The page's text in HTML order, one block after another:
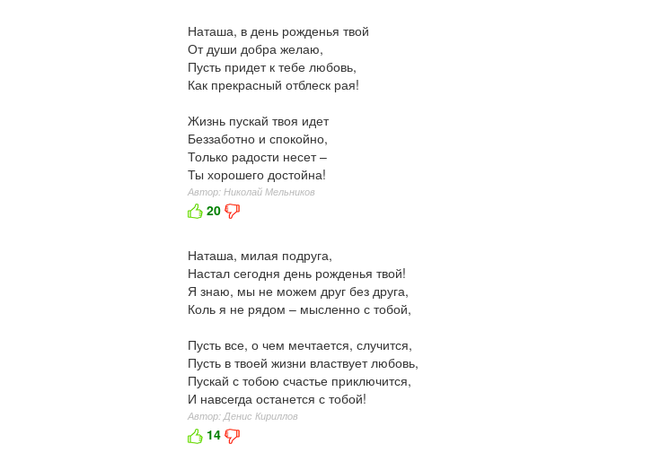
Наташа, в день рожденья твой
От души добра желаю,
Пусть придет к тебе любовь,
Как прекрасный отблеск рая!
Жизнь пускай твоя идет
Беззаботно и спокойно,
Только радости несет –
Ты хорошего достойна!
Автор: Николай Мельников
20
Наташа, милая подруга,
Настал сегодня день рожденья твой!
Я знаю, мы не можем друг без друга,
Коль я не рядом – мысленно с тобой,
Пусть все, о чем мечтается, случится,
Пусть в твоей жизни властвует любовь,
Пускай с тобою счастье приключится,
И навсегда останется с тобой!
Автор: Денис Кириллов
14